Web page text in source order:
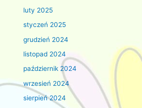
luty 2025
styczeń 2025
grudzień 2024
listopad 2024
październik 2024
wrzesień 2024
sierpień 2024